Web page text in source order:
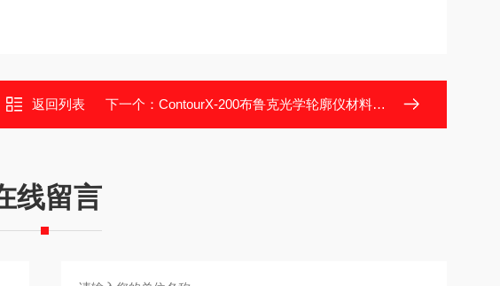
返回列表 下一个： ContourX-200布鲁克光学轮廓仪材料工艺与结构可靠性分析
线留言